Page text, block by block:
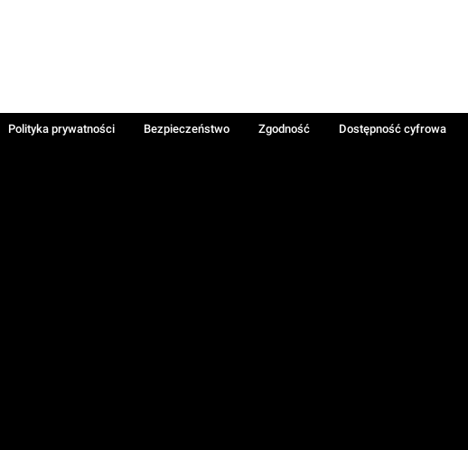
Polityka prywatności Bezpieczeństwo Zgodność
Dostępność cyfrowa